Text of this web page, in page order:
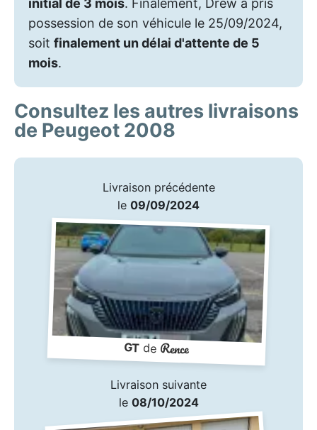
possession de son véhicule le 25/09/2024,
soit finalement un délai d'attente de 5
mois.
Consultez les autres livraisons
de Peugeot 2008
Livraison précédente
le 09/09/2024
GTde Rence
Livraison suivante
le 08/10/2024